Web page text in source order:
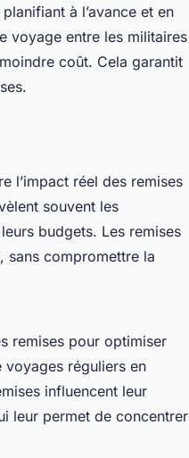
à l’avance et en
voyage entre les militaires
coût. Cela garantit
l’impact réel des remises
souvent les
budgets. Les remises
sans compromettre la
remises pour optimiser
réguliers en
influencent leur
leur permet de concentrer